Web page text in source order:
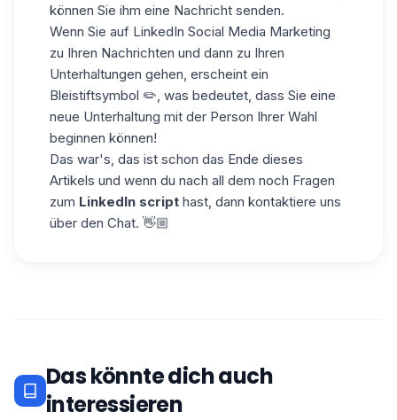
können Sie ihm eine Nachricht senden.
Wenn Sie auf LinkedIn Social Media Marketing
zu Ihren Nachrichten und dann zu Ihren
Unterhaltungen gehen, erscheint ein
Bleistiftsymbol ✏️, was bedeutet, dass Sie eine
neue Unterhaltung mit der Person Ihrer Wahl
beginnen können!
Das war's, das ist schon das Ende dieses
Artikels und wenn du nach all dem noch Fragen
zum LinkedIn script hast, dann kontaktiere uns
über den Chat. 👋🏼
Das könnte dich auch
interessieren